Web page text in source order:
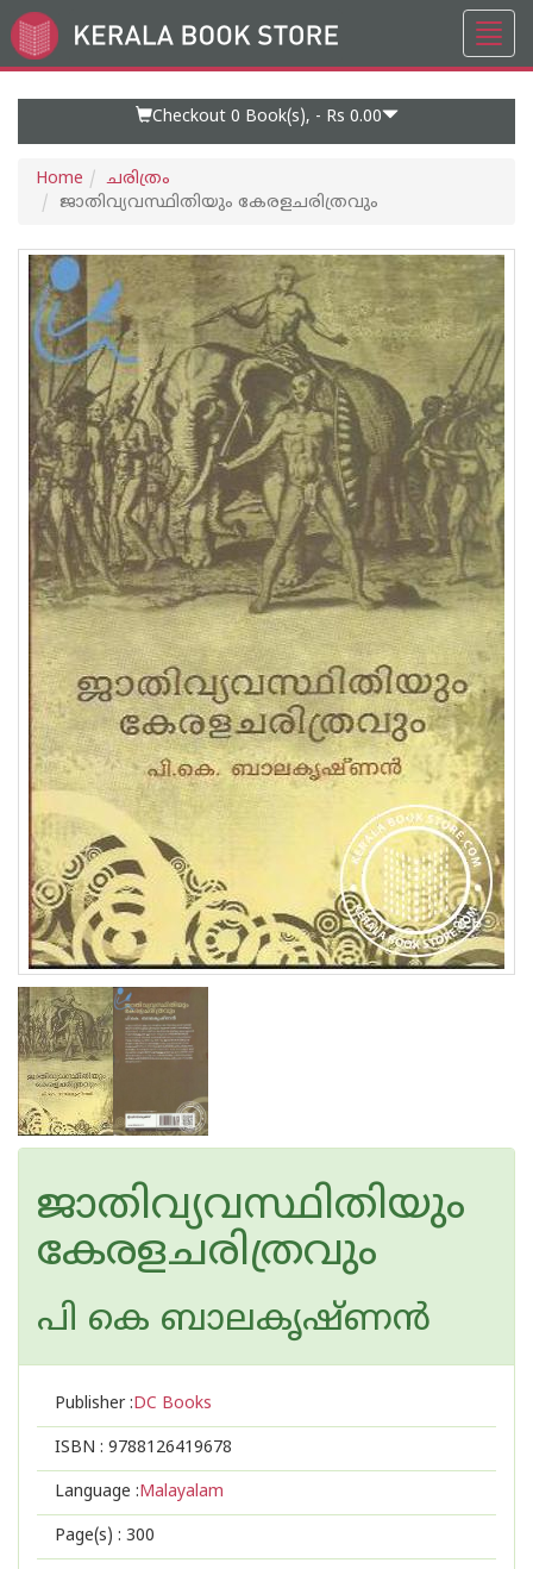
Go
to
Checkout 0 Book(s), - Rs 0.00
Home
ചരിത്രം
ജാതിവ്യവസ്ഥിതിയും കേരളചരിത്രവും
ജാതിവ്യവസ്ഥിതിയും
കേരളചരിത്രവും
പി കെ ബാലകൃഷ്ണ‌ന്‍
Publisher :DC Books
ISBN : 9788126419678
Language :Malayalam
Page(s) : 300